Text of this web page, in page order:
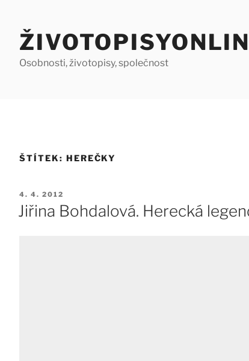
Osobnosti, životopisy, společnost
ŠTÍTEK: HEREČKY
PUBLIKOVÁNO
4. 4. 2012
Jiřina Bohdalová. Herecká